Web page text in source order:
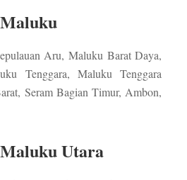
Aru, Maluku Barat Daya,
Tenggara, Maluku Tenggara
Seram Bagian Timur, Ambon,
Utara